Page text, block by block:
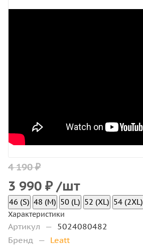
4 190 ₽
3 990 ₽ /шт
46 (S) 48 (M) 50 (L) 52 (XL) 54 (2XL)
Характеристики
Артикул — 5024080482
Бренд — Leatt